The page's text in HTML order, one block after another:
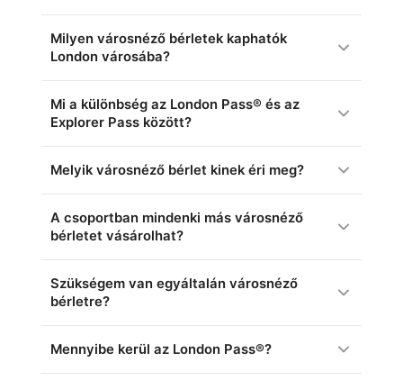
Milyen városnéző bérletek kaphatók
London városába?
Mi a különbség az London Pass® és az
Explorer Pass között?
Melyik városnéző bérlet kinek éri meg?
A csoportban mindenki más városnéző
bérletet vásárolhat?
Szükségem van egyáltalán városnéző
bérletre?
Mennyibe kerül az London Pass®?